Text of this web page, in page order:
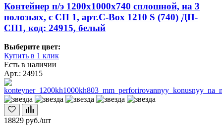
Контейнер п/э 1200х1000х740 сплошной, на 3
полозьях, с СП 1, арт.C-Box 1210 S (740) ДП-
СП1, код: 24915, белый
Выберите цвет:
Купить в 1 клик
Есть в наличии
Арт.: 24915
18829 руб./шт